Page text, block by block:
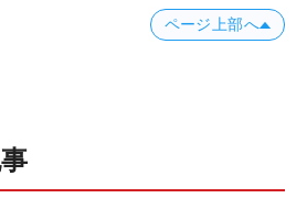
ページ上部へ